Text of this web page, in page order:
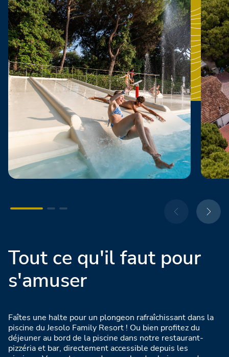
Tout ce qu'il faut pour
s'amuser
Faîtes une halte pour un plongeon rafraîchissant dans la
piscine du Jesolo Family Resort ! Ou bien profitez du
déjeuner au bord de la piscine dans notre restaurant-
pizzéria et bar, directement accessible depuis les